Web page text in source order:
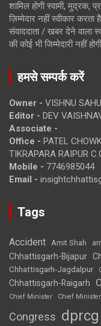
शामिल होगी स्वामी,
ज़िम्मेदार नहीं स्वीकार
संवाददाता / खबर देने वाला
की कोई भी जिम्मेदारी नहीं
हमसे सम्पर्क करें
Owner - VISHNU SAHU
Editor - DEV
Associate -
Office - PATEL
TIKRAPARA RAIPUR
Mobile - 7746985044
Email -
Tags
Accident Amit Shah
Chhattisgarh-Bijapur
Chhattisgarh-Jagdalpur
Chhattisgarh-Raigarh
Chief Minister
Chief
Congress dprcg